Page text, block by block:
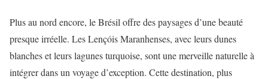
Plus au nord encore, le Brésil offre des paysages d’une beauté
presque irréelle. Les Lençóis Maranhenses, avec leurs dunes
blanches et leurs lagunes turquoise, sont une merveille naturelle à
intégrer dans un voyage d’exception. Cette destination, plus